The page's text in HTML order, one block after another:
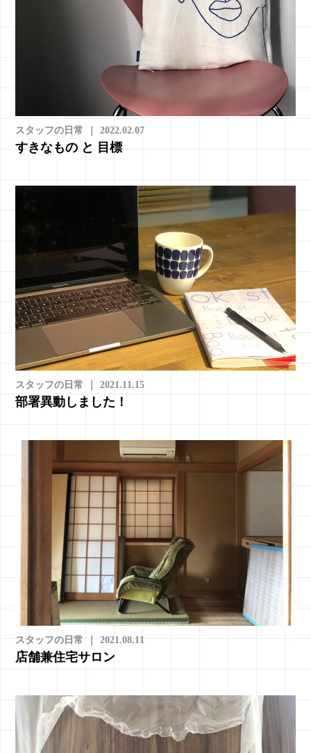
スタッフの日常 2022.02.07
すきなもの と 目標
スタッフの日常 2021.11.15
部署異動しました！
スタッフの日常 2021.08.11
店舗兼住宅サロン